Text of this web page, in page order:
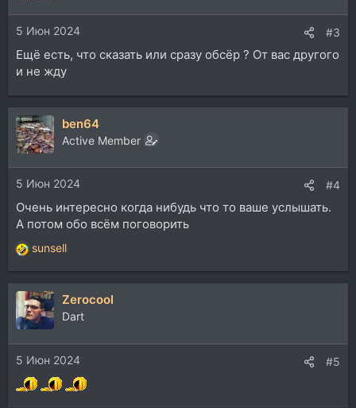
и
:5 Июн 2024 #3
Ещё есть, что сказать или сразу обсёр ? От вас другого
и не жду
ben64
Active Member
5 Июн 2024 #4
Очень интересно когда нибудь что то ваше услышать.
А потом обо всём поговорить
Р
е
а
к
ц
и
и
:
sunsell
Zerocool
Dart
5 Июн 2024 #5